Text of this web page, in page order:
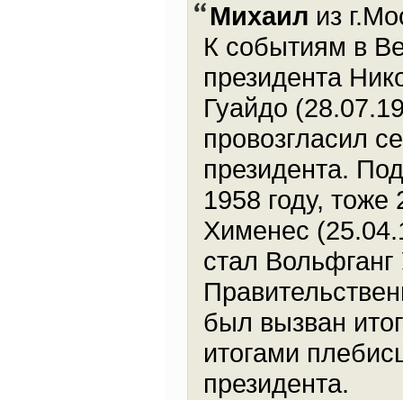
Михаил из
К событиям в
президента
Гуайдо
провозгласил
президента.
1958 году,
Хименес
стал Вольфганг
был вызван
итогами
президента.